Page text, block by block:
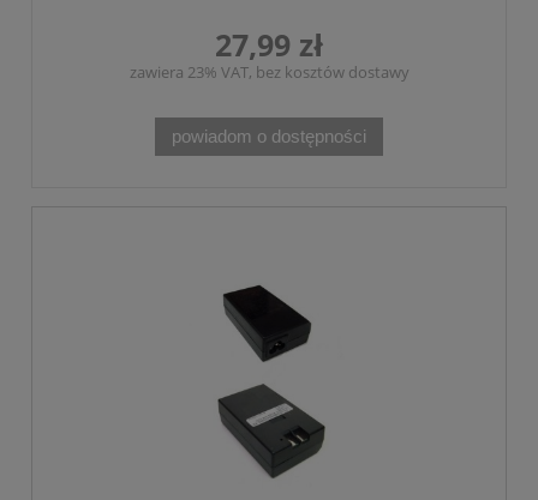
27,99 zł
zawiera 23% VAT, bez kosztów dostawy
powiadom o dostępności